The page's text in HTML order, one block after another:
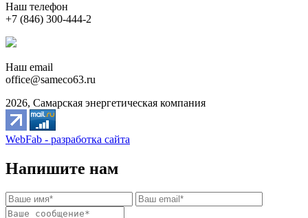
Наш телефон
+7 (846) 300-444-2
Наш email
office@sameco63.ru
2026, Самарская энергетическая компания
WebFab - разработка сайта
Напишите нам